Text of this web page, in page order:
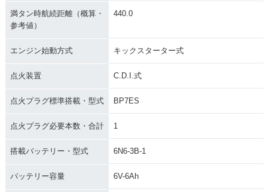
満タン時航続距離（概算・
参考値）
440.0
エンジン始動方式 キックスターター式
点火装置 C.D.I.式
点火プラグ標準搭載・型式 BP7ES
点火プラグ必要本数・合計 1
搭載バッテリー・型式 6N6-3B-1
バッテリー容量 6V-6Ah